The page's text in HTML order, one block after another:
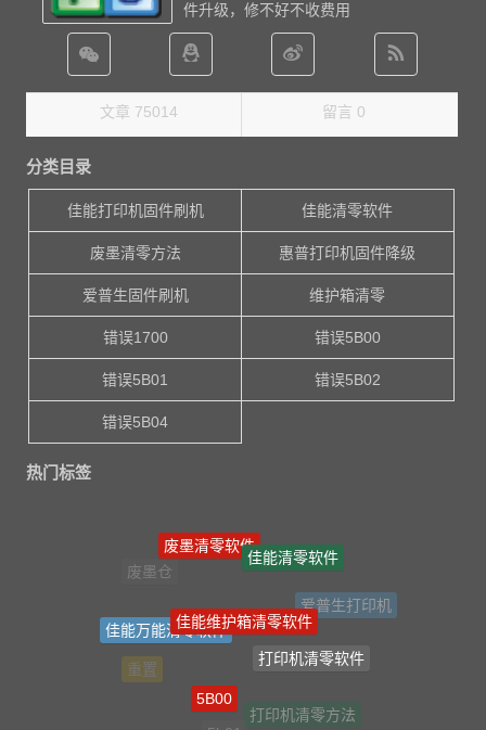
件升级，修不好不收费用
文章 75014 留言 0
分类目录
佳能打印机固件刷机 佳能清零软件
废墨清零方法 惠普打印机固件降级
爱普生固件刷机 维护箱清零
错误1700 错误5B00
错误5B01 错误5B02
错误5B04
热门标签
废墨仓
废墨清零软件
佳能清零软件
爱普生打印机
重置
佳能万能清零软件
佳能维护箱清零软件
打印机清零方法
5B00